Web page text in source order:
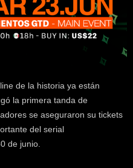
de la historia ya están
la primera tanda de
se aseguraron su tickets
del serial
de junio.